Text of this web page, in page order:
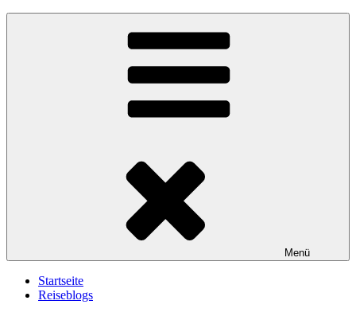
Menü
Startseite
Reiseblogs